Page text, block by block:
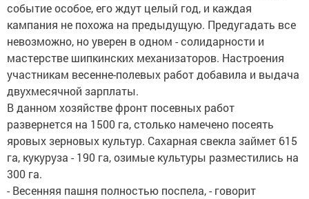
событие особое, его ждут целый год, и каждая
кампания не похожа на предыдущую. Предугадать все
невозможно, но уверен в одном - солидарности и
мастерстве шипкинских механизаторов. Настроения
участникам весенне-полевых работ добавила и выдача
двухмесячной зарплаты.
В данном хозяйстве фронт посевных работ
развернется на 1500 га, столько намечено посеять
яровых зерновых культур. Сахарная свекла займет 615
га, кукуруза - 190 га, озимые культуры разместились на
300 га.
- Весенняя пашня полностью поспела, - говорит